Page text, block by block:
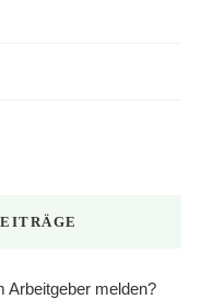
Arbeitgeber melden?